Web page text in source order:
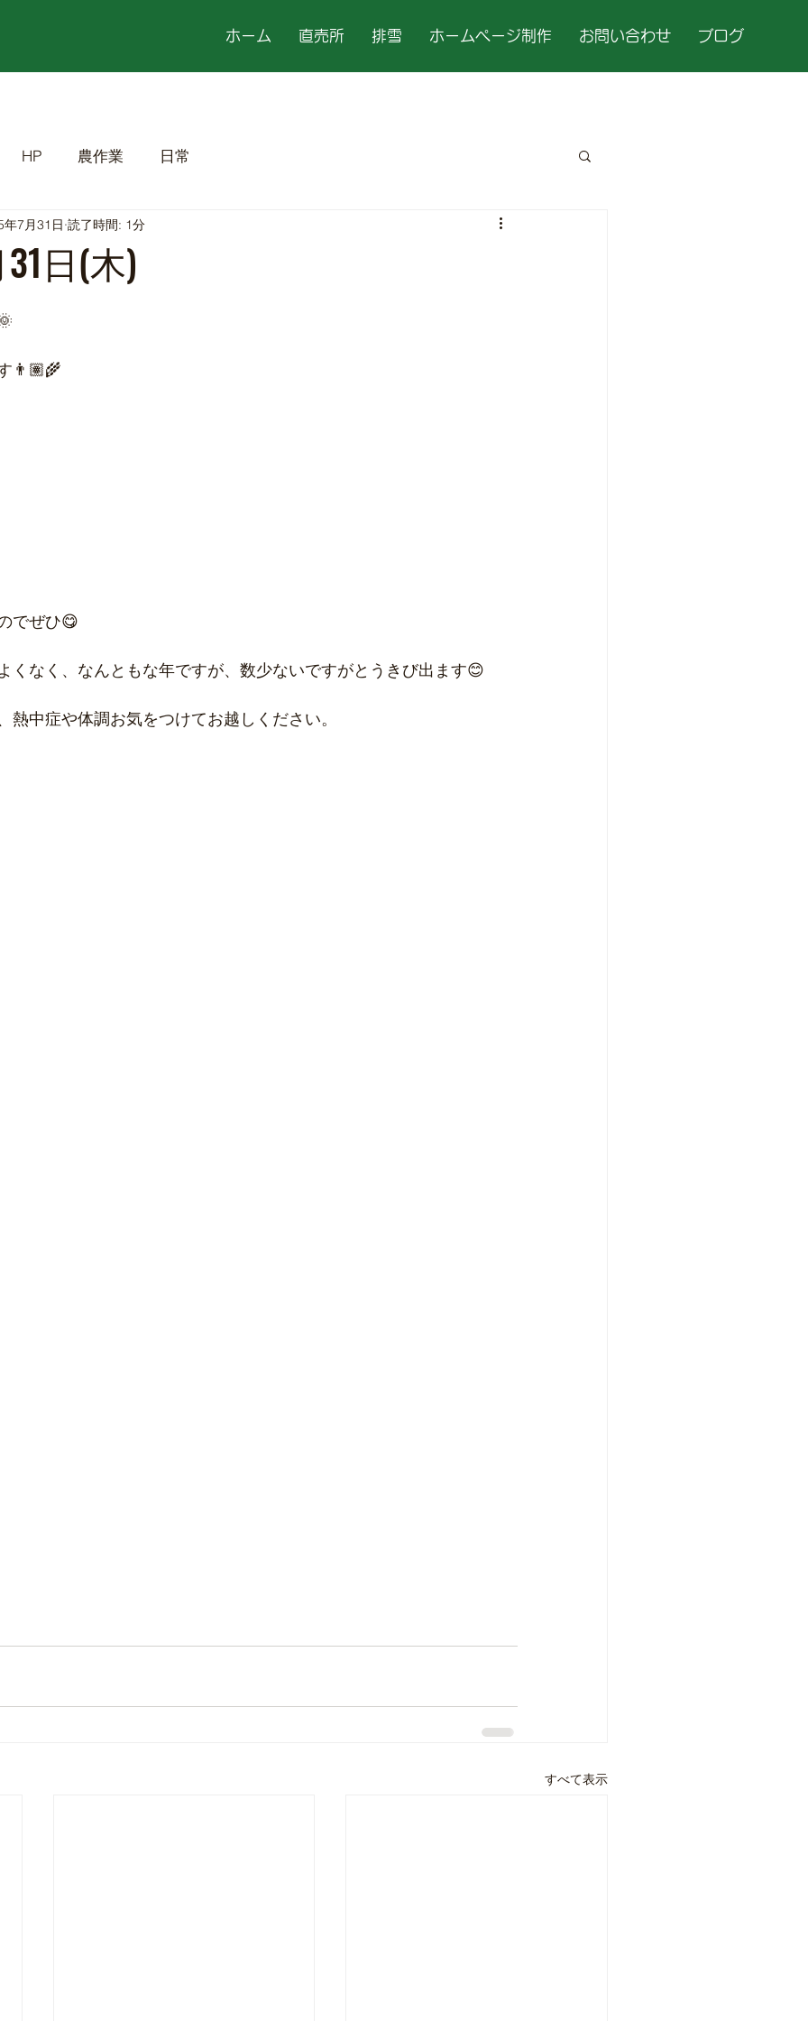
ホーム 直売所 排雪 ホームページ制作 お問い合わせ ブログ
HP 農作業 日常
日(木)
年7月31日 読了時間: 1分
👨🏽‍🌾
でぜひ😋
くなく、なんともな年ですが、数少ないですがとうきび出ます😊
熱中症や体調お気をつけてお越しください。
すべて表示